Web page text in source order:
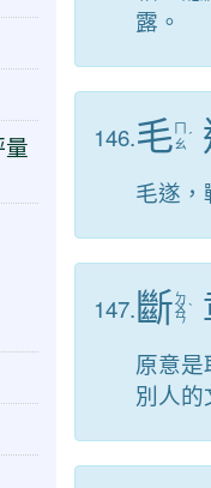
露。
146.毛 ㄇ
ㄠ ˊ
毛遂，
147.斷 ㄉ
ㄨ
ㄢ
ˋ
原意
別人的